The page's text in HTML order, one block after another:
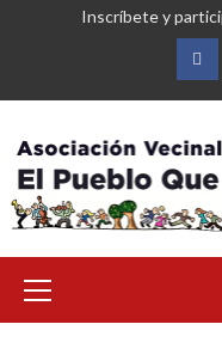
Inscríbete y
primario